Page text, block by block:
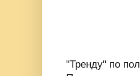
"Тренду" по